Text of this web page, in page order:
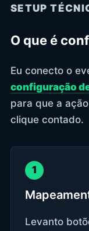
SETUP
O que é
Eu conecto o
configuração
para que a
clique contado.
1
Levanto